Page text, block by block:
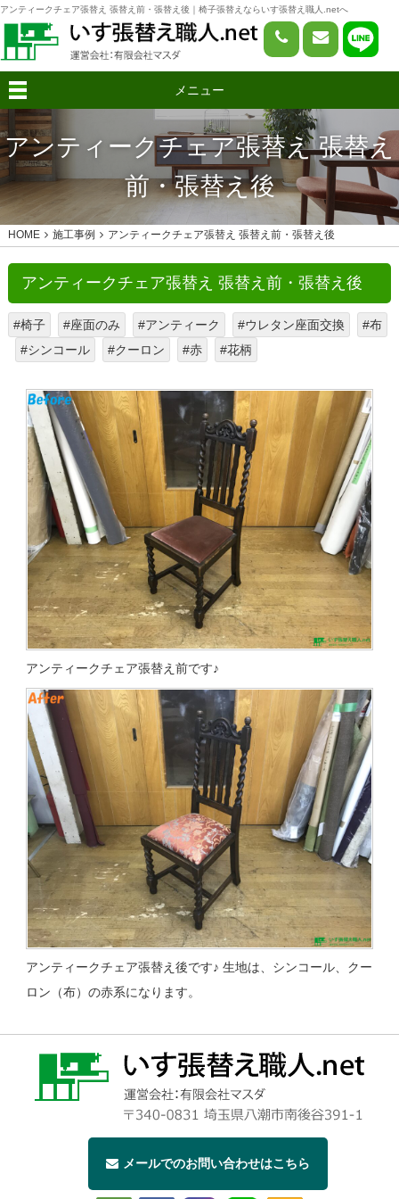
アンティークチェア張替え 張替え前・張替え後｜椅子張替えならいす張替え職人.netへ
メニュー
アンティークチェア張替え 張替え
前・張替え後
HOME 施工事例 アンティークチェア張替え 張替え前・張替え後
アンティークチェア張替え 張替え前・張替え後
#椅子 #座面のみ #アンティーク #ウレタン座面交換
#布
#シンコール
#クーロン #赤 #花柄
アンティークチェア張替え前です♪
アンティークチェア張替え後です♪ 生地は、シンコール、クー
ロン（布）の赤系になります。
メールでのお問い合わせはこちら